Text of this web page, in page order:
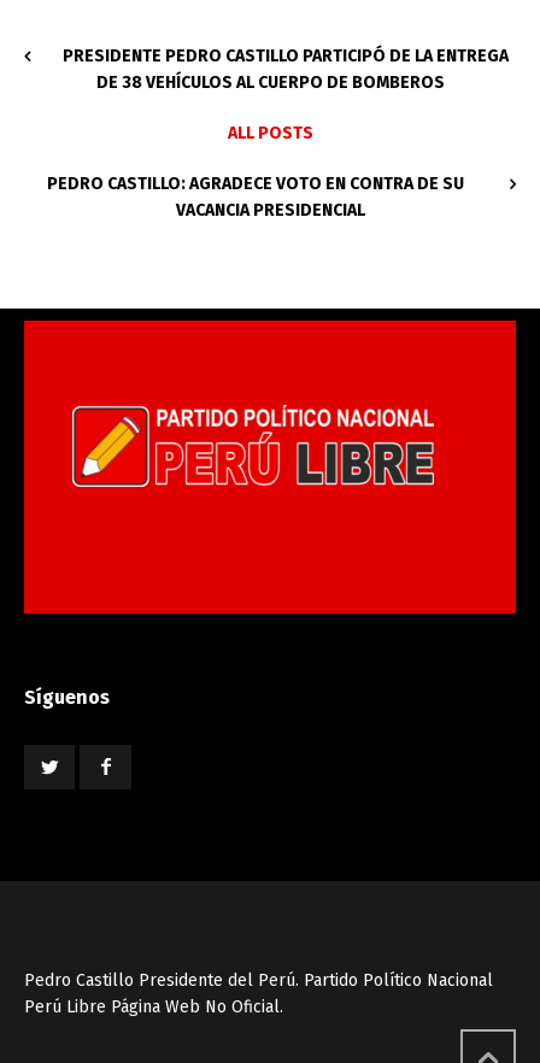
PRESIDENTE PEDRO CASTILLO PARTICIPÓ DE LA ENTREGA
DE 38 VEHÍCULOS AL CUERPO DE BOMBEROS
ALL POSTS
PEDRO CASTILLO: AGRADECE VOTO EN CONTRA DE SU
VACANCIA PRESIDENCIAL
Síguenos
Pedro Castillo Presidente del Perú. Partido Político Nacional
Perú Libre Página Web No Oficial.